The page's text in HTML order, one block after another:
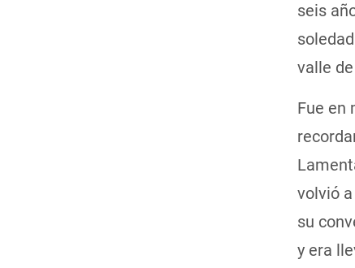
seis
valle
Fue en
volvió
su
y era